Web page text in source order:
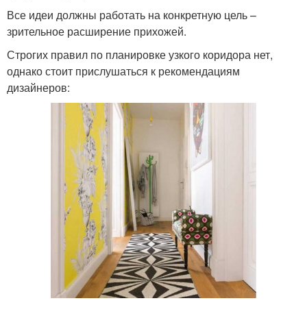
Все идеи должны работать на конкретную цель –
зрительное расширение прихожей.
Строгих правил по планировке узкого коридора нет,
однако стоит прислушаться к рекомендациям
дизайнеров: